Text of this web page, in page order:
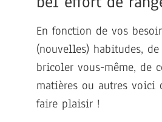
En fonction de vos
(nouvelles) habitudes,
bricoler vous-même, de
matières ou autres voici
faire plaisir !